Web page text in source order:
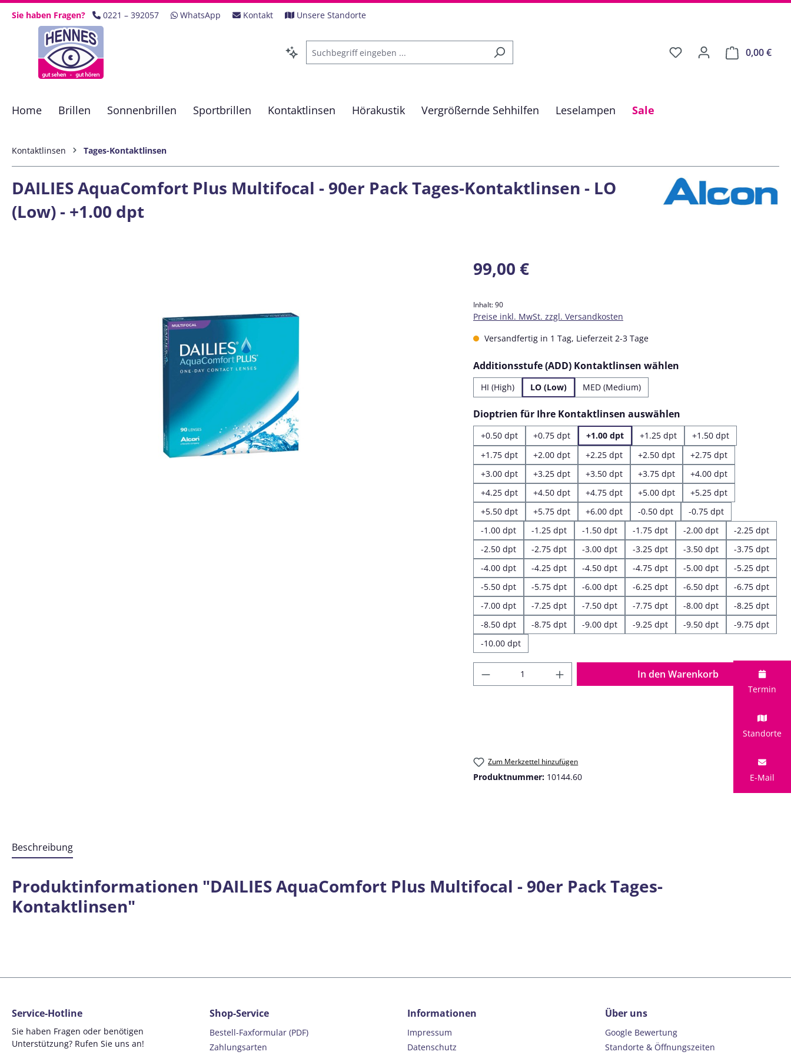
Hauptinhalt springen
Zur Suche springen
Zur Hauptnavigation springen
Sie haben Fragen? 0221 – 392057 WhatsApp Kontakt Unsere Standorte
0,00 €
Home Brillen Sonnenbrillen Sportbrillen Kontaktlinsen Hörakustik Vergrößernde Sehhilfen Leselampen Sale
Kontaktlinsen Tages-Kontaktlinsen
DAILIES AquaComfort Plus Multifocal - 90er Pack Tages-Kontaktlinsen - LO
(Low) - +1.00 dpt
Regulärer Preis:
99,00 €
Inhalt:90
Preise inkl. MwSt. zzgl. Versandkosten
Versandfertig in 1 Tag, Lieferzeit 2-3 Tage
Additionsstufe (ADD) Kontaktlinsen wählen
HI (High) LO (Low) MED (Medium)
Dioptrien für Ihre Kontaktlinsen auswählen
+0.50 dpt +0.75 dpt +1.00 dpt +1.25 dpt
+1.50 dpt
+1.75 dpt
+2.00 dpt +2.25 dpt +2.50 dpt
+2.75 dpt
+3.00 dpt
+3.25 dpt +3.50 dpt +3.75 dpt
+4.00 dpt
+4.25 dpt
+4.50 dpt +4.75 dpt +5.00 dpt
+5.25 dpt
+5.50 dpt
+5.75 dpt +6.00 dpt -0.50 dpt
-0.75 dpt
-1.00 dpt
-1.25 dpt -1.50 dpt -1.75 dpt -2.00 dpt
-2.25 dpt
-2.50 dpt
-2.75 dpt -3.00 dpt -3.25 dpt -3.50 dpt
-3.75 dpt
-4.00 dpt
-4.25 dpt -4.50 dpt -4.75 dpt -5.00 dpt
-5.25 dpt
-5.50 dpt
-5.75 dpt -6.00 dpt -6.25 dpt -6.50 dpt
-6.75 dpt
-7.00 dpt
-7.25 dpt -7.50 dpt -7.75 dpt -8.00 dpt
-8.25 dpt
-8.50 dpt
-8.75 dpt -9.00 dpt -9.25 dpt -9.50 dpt
-9.75 dpt
-10.00 dpt
Produkt Anzahl: Gib den gewünschten Wert
In den Warenkorb
Zum Merkzettel hinzufügen
Produktnummer: 10144.60
Beschreibung
Produktinformationen "DAILIES AquaComfort Plus Multifocal - 90er Pack Tages-
Kontaktlinsen"
Termin
Standorte
E-Mail
Service-Hotline
Sie haben Fragen oder benötigen
Unterstützung? Rufen Sie uns an!
Shop-Service
Bestell-Faxformular (PDF)
Zahlungsarten
Informationen
Impressum
Datenschutz
Über uns
Google Bewertung
Standorte & Öffnungszeiten